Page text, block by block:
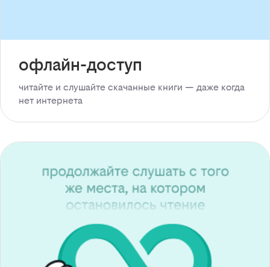
офлайн-доступ
читайте и слушайте скачанные книги — даже когда
нет интернета